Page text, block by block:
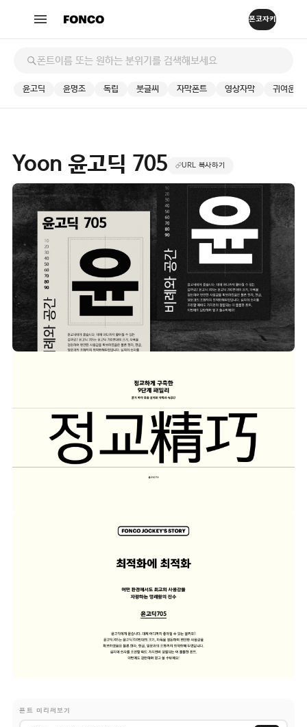
윤고딕 윤명조 독립 붓글씨 자막폰트 영상자막 귀여운
Yoon 윤고딕 705 URL 복사하기
폰트 미리써보기